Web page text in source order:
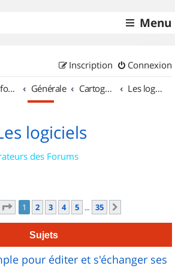
Menu
Connexion
Inscription
Accueil forum Générale Cartographie et GPS Les logiciels
logiciels
des Forums
Page 1sur
1 2 3 4 5 … 35
Sujets
pour éditer et s'échanger ses